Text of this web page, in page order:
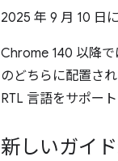
2025 年 9 月 10 日
Chrome 140 以降
のどちらに配置さ
RTL 言語をサポー
新しいガイ